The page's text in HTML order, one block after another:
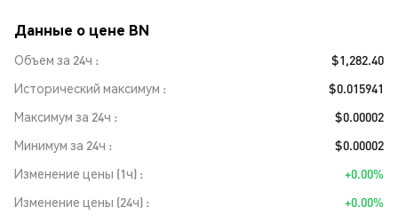
Данные о цене BN
Объем за 24ч
$1,282.40
Исторический максимум
$0.015941
Максимум за 24ч
$0.00002
Минимум за 24ч
$0.00002
Изменение цены (1ч)
+0.00%
Изменение цены (24ч)
+0.00%